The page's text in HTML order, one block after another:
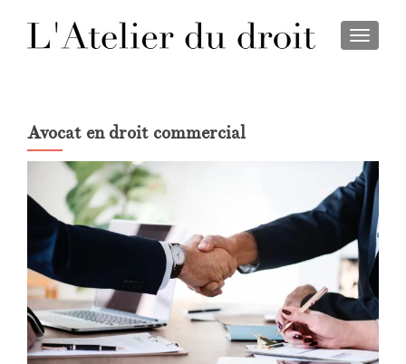
Avocat en droit commercial